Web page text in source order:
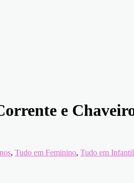
e
, Tudo em Feminino, Tudo em Infantil